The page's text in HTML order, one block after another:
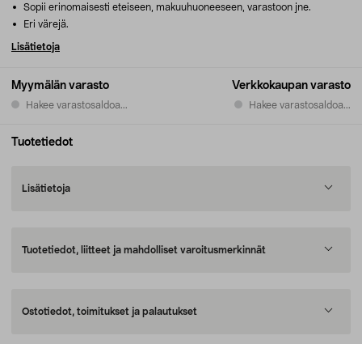
Myymälän varasto
Hakee varastosaldoa...
Verkkokaupan varasto
Hakee varastosaldoa...
Sopii erinomaisesti eteiseen, makuuhuoneeseen, varastoon jne.
Eri värejä.
Lisätietoja
Tuotetiedot
Lisätietoja
Tuotetiedot, liitteet ja mahdolliset varoitusmerkinnät
Ostotiedot, toimitukset ja palautukset